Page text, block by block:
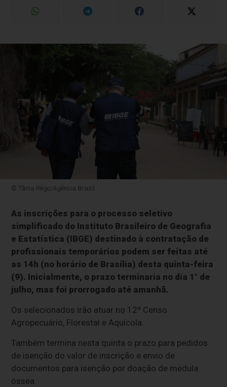
© Tânia Rêgo/Agência Brasil
As inscrições para o processo seletivo
simplificado do Instituto Brasileiro de Geografia
e Estatística (IBGE) destinado à contratação de
profissionais temporários podem ser feitas até
as 14h (no horário de Brasília) desta quinta-feira
(9). Inicialmente, o prazo terminaria no dia 1° de
julho, mas foi prorrogado até amanhã.
Os selecionados irão atuar no 12º Censo
Agropecuário, Florestal e Aquícola.
Também termina nesta quinta o prazo para pedidos
de isenção do valor de inscrição e envio de
documentos para isenção por doação de medula
óssea.